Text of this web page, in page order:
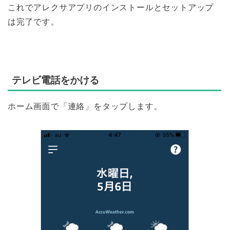
これでアレクサアプリのインストールとセットアップ
は完了です。
テレビ電話をかける
ホーム画面で「連絡」をタップします。